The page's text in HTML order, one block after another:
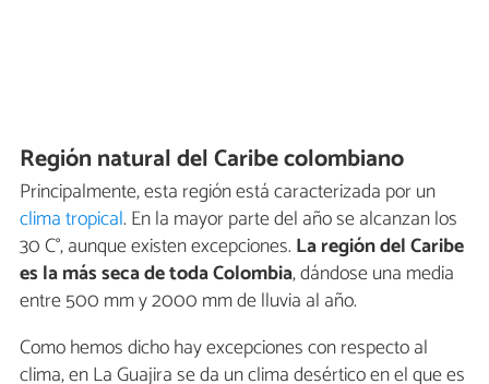
Región natural del Caribe colombiano
Principalmente, esta región está caracterizada por un
clima tropical. En la mayor parte del año se alcanzan los
30 C°, aunque existen excepciones. La región del Caribe
es la más seca de toda Colombia, dándose una media
entre 500 mm y 2000 mm de lluvia al año.
Como hemos dicho hay excepciones con respecto al
clima, en La Guajira se da un clima desértico en el que es